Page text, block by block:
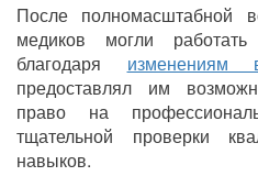
После полномасштабной
медиков могли
благодаря изменениям
предоставлял им
право на
тщательной проверки
навыков.